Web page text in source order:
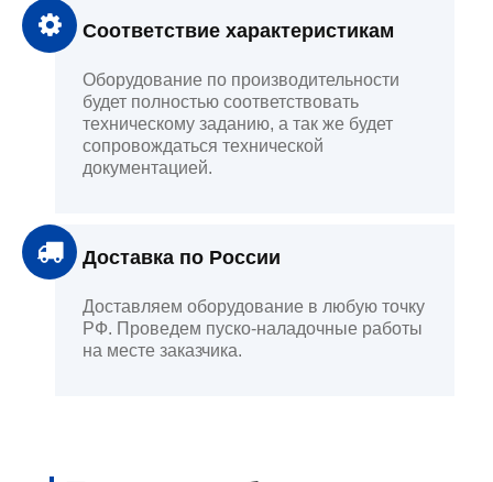
Соответствие характеристикам
Оборудование по производительности
будет полностью соответствовать
техническому заданию, а так же будет
сопровождаться технической
документацией.
Доставка по России
Доставляем оборудование в любую точку
РФ. Проведем пуско-наладочные работы
на месте заказчика.